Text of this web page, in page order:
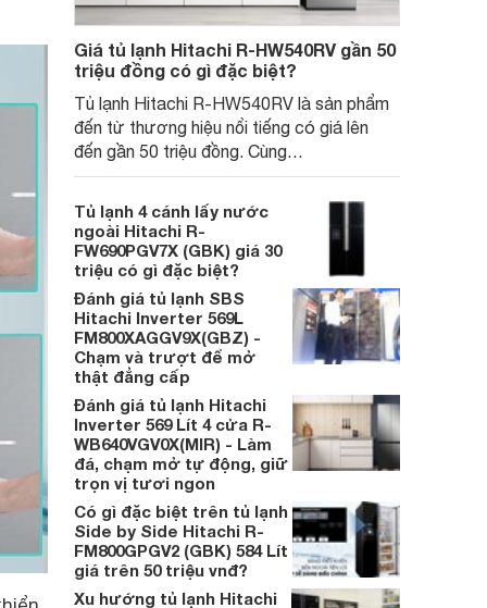
Giá tủ lạnh Hitachi R-HW540RV gần 50
triệu đồng có gì đặc biệt?
Tủ lạnh Hitachi R-HW540RV là sản phẩm
đến từ thương hiệu nổi tiếng có giá lên
đến gần 50 triệu đồng. Cùng
Websosanh.vn khám phá xem chất lượng
tủ lạnh Hitachi R-HW540RV có xứng đáng
với mức giá này không nhé!
Tủ lạnh 4 cánh lấy nước
ngoài Hitachi R-
FW690PGV7X (GBK) giá 30
triệu có gì đặc biệt?
Đánh giá tủ lạnh SBS
Hitachi Inverter 569L
FM800XAGGV9X(GBZ) -
Chạm và trượt để mở
thật đẳng cấp
Đánh giá tủ lạnh Hitachi
Inverter 569 Lít 4 cửa R-
WB640VGV0X(MIR) - Làm
đá, chạm mở tự động, giữ
trọn vị tươi ngon
Có gì đặc biệt trên tủ lạnh
Side by Side Hitachi R-
FM800GPGV2 (GBK) 584 Lít
giá trên 50 triệu vnđ?
Xu hướng tủ lạnh Hitachi